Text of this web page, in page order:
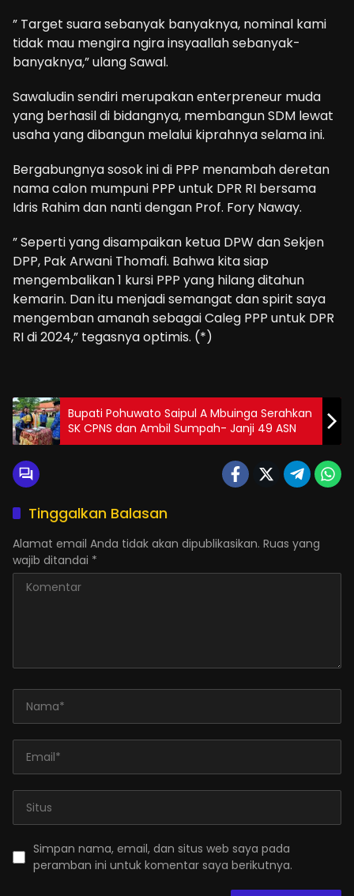
” Target suara sebanyak banyaknya, nominal kami
tidak mau mengira ngira insyaallah sebanyak-
banyaknya,” ulang Sawal.
Sawaludin sendiri merupakan enterpreneur muda
yang berhasil di bidangnya, membangun SDM lewat
usaha yang dibangun melalui kiprahnya selama ini.
Bergabungnya sosok ini di PPP menambah deretan
nama calon mumpuni PPP untuk DPR RI bersama
Idris Rahim dan nanti dengan Prof. Fory Naway.
” Seperti yang disampaikan ketua DPW dan Sekjen
DPP, Pak Arwani Thomafi. Bahwa kita siap
mengembalikan 1 kursi PPP yang hilang ditahun
kemarin. Dan itu menjadi semangat dan spirit saya
mengemban amanah sebagai Caleg PPP untuk DPR
RI di 2024,” tegasnya optimis. (*)
Bupati Pohuwato Saipul A Mbuinga Serahkan
SK CPNS dan Ambil Sumpah- Janji 49 ASN
Tinggalkan Balasan
Alamat email Anda tidak akan dipublikasikan. Ruas yang
wajib ditandai *
Simpan nama, email, dan situs web saya pada
peramban ini untuk komentar saya berikutnya.